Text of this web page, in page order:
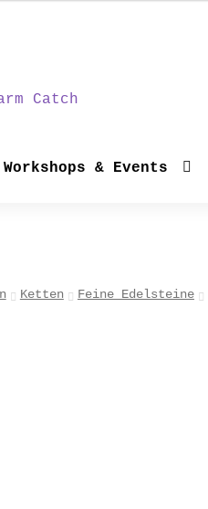
Workshops & Events
Ketten Feine Edelsteine